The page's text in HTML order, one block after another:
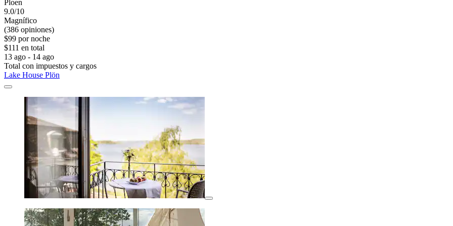
Ploen
9.0/10
Magnífico
(386 opiniones)
$99 por noche
$111 en total
13 ago - 14 ago
Total con impuestos y cargos
Lake House Plön